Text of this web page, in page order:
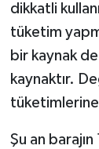
dikkatli
tüketim
bir kaynak
kaynaktır.
Şu an